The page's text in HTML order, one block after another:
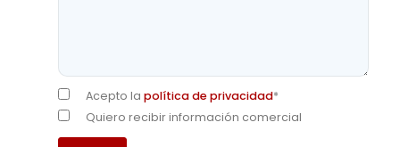
Acepto la política de privacidad*
Quiero recibir información comercial